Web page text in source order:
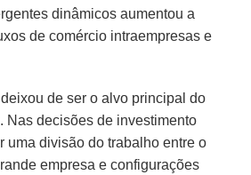
dinâmicos aumentou a
de comércio intraempresas e
de ser o alvo principal do
Nas decisões de investimento
uma divisão do trabalho entre o
empresa e configurações